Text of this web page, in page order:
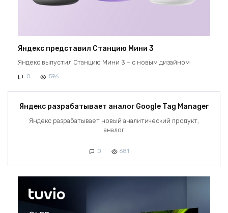
Яндекс представил Станцию Мини 3
Яндекс выпустил Станцию Мини 3 – с новым дизайном
0 596
Яндекс разрабатывает аналог Google Tag Manager
Яндекс разрабатывает новый аналитический продукт,
аналог
0 681